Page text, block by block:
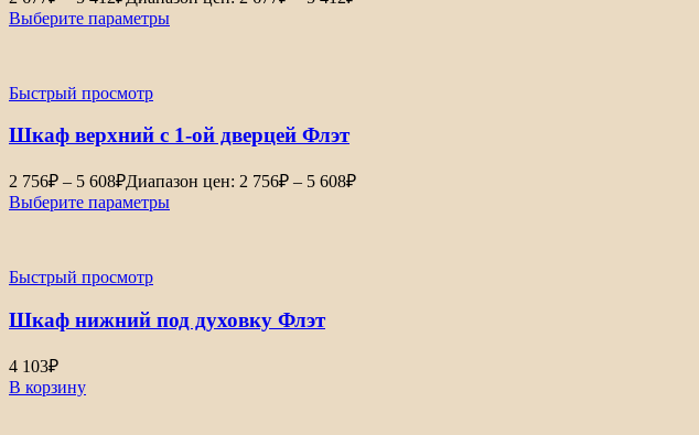
Выберите параметры
Быстрый просмотр
Шкаф верхний с 1-ой дверцей Флэт
2 756₽ – 5 608₽Диапазон цен: 2 756₽ – 5 608₽
Выберите параметры
Быстрый просмотр
Шкаф нижний под духовку Флэт
4 103₽
В корзину